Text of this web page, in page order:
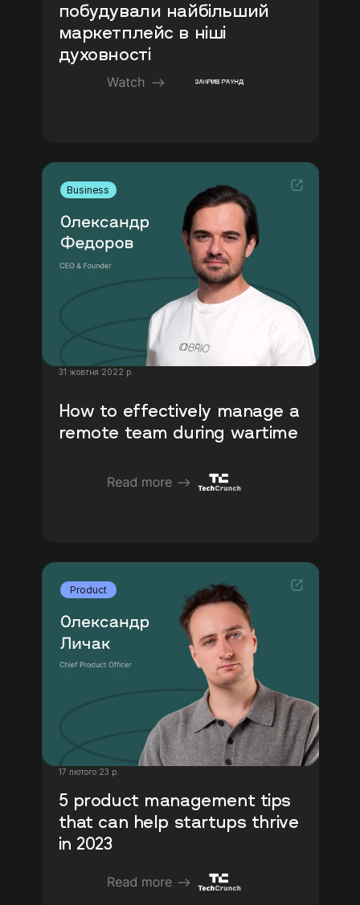
побудували найбільший
маркетплейс в ніші
духовності
Business
31 жовтня 2022 р.
How to effectively manage a
remote team during wartime
Product
17 лютого 23 р.
5 product management tips
that can help startups thrive
in 2023